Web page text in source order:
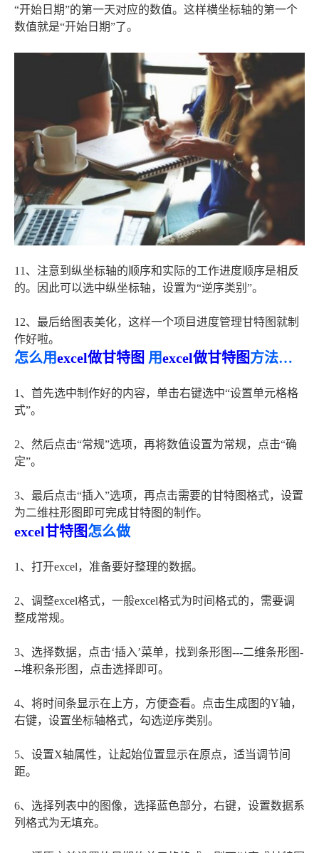
“开始日期”的第一天对应的数值。这样横坐标轴的第一个
数值就是“开始日期”了。
11、注意到纵坐标轴的顺序和实际的工作进度顺序是相反
的。因此可以选中纵坐标轴，设置为“逆序类别”。
12、最后给图表美化，这样一个项目进度管理甘特图就制
作好啦。
怎么用excel做甘特图 用excel做甘特图方法介绍
1、首先选中制作好的内容，单击右键选中“设置单元格格
式”。
2、然后点击“常规”选项，再将数值设置为常规，点击“确
定”。
3、最后点击“插入”选项，再点击需要的甘特图格式，设置
为二维柱形图即可完成甘特图的制作。
excel甘特图怎么做
1、打开excel，准备要好整理的数据。
2、调整excel格式，一般excel格式为时间格式的，需要调
整成常规。
3、选择数据，点击‘插入’菜单，找到条形图---二维条形图-
--堆积条形图，点击选择即可。
4、将时间条显示在上方，方便查看。点击生成图的Y轴，
右键，设置坐标轴格式，勾选逆序类别。
5、设置X轴属性，让起始位置显示在原点，适当调节间
距。
6、选择列表中的图像，选择蓝色部分，右键，设置数据系
列格式为无填充。